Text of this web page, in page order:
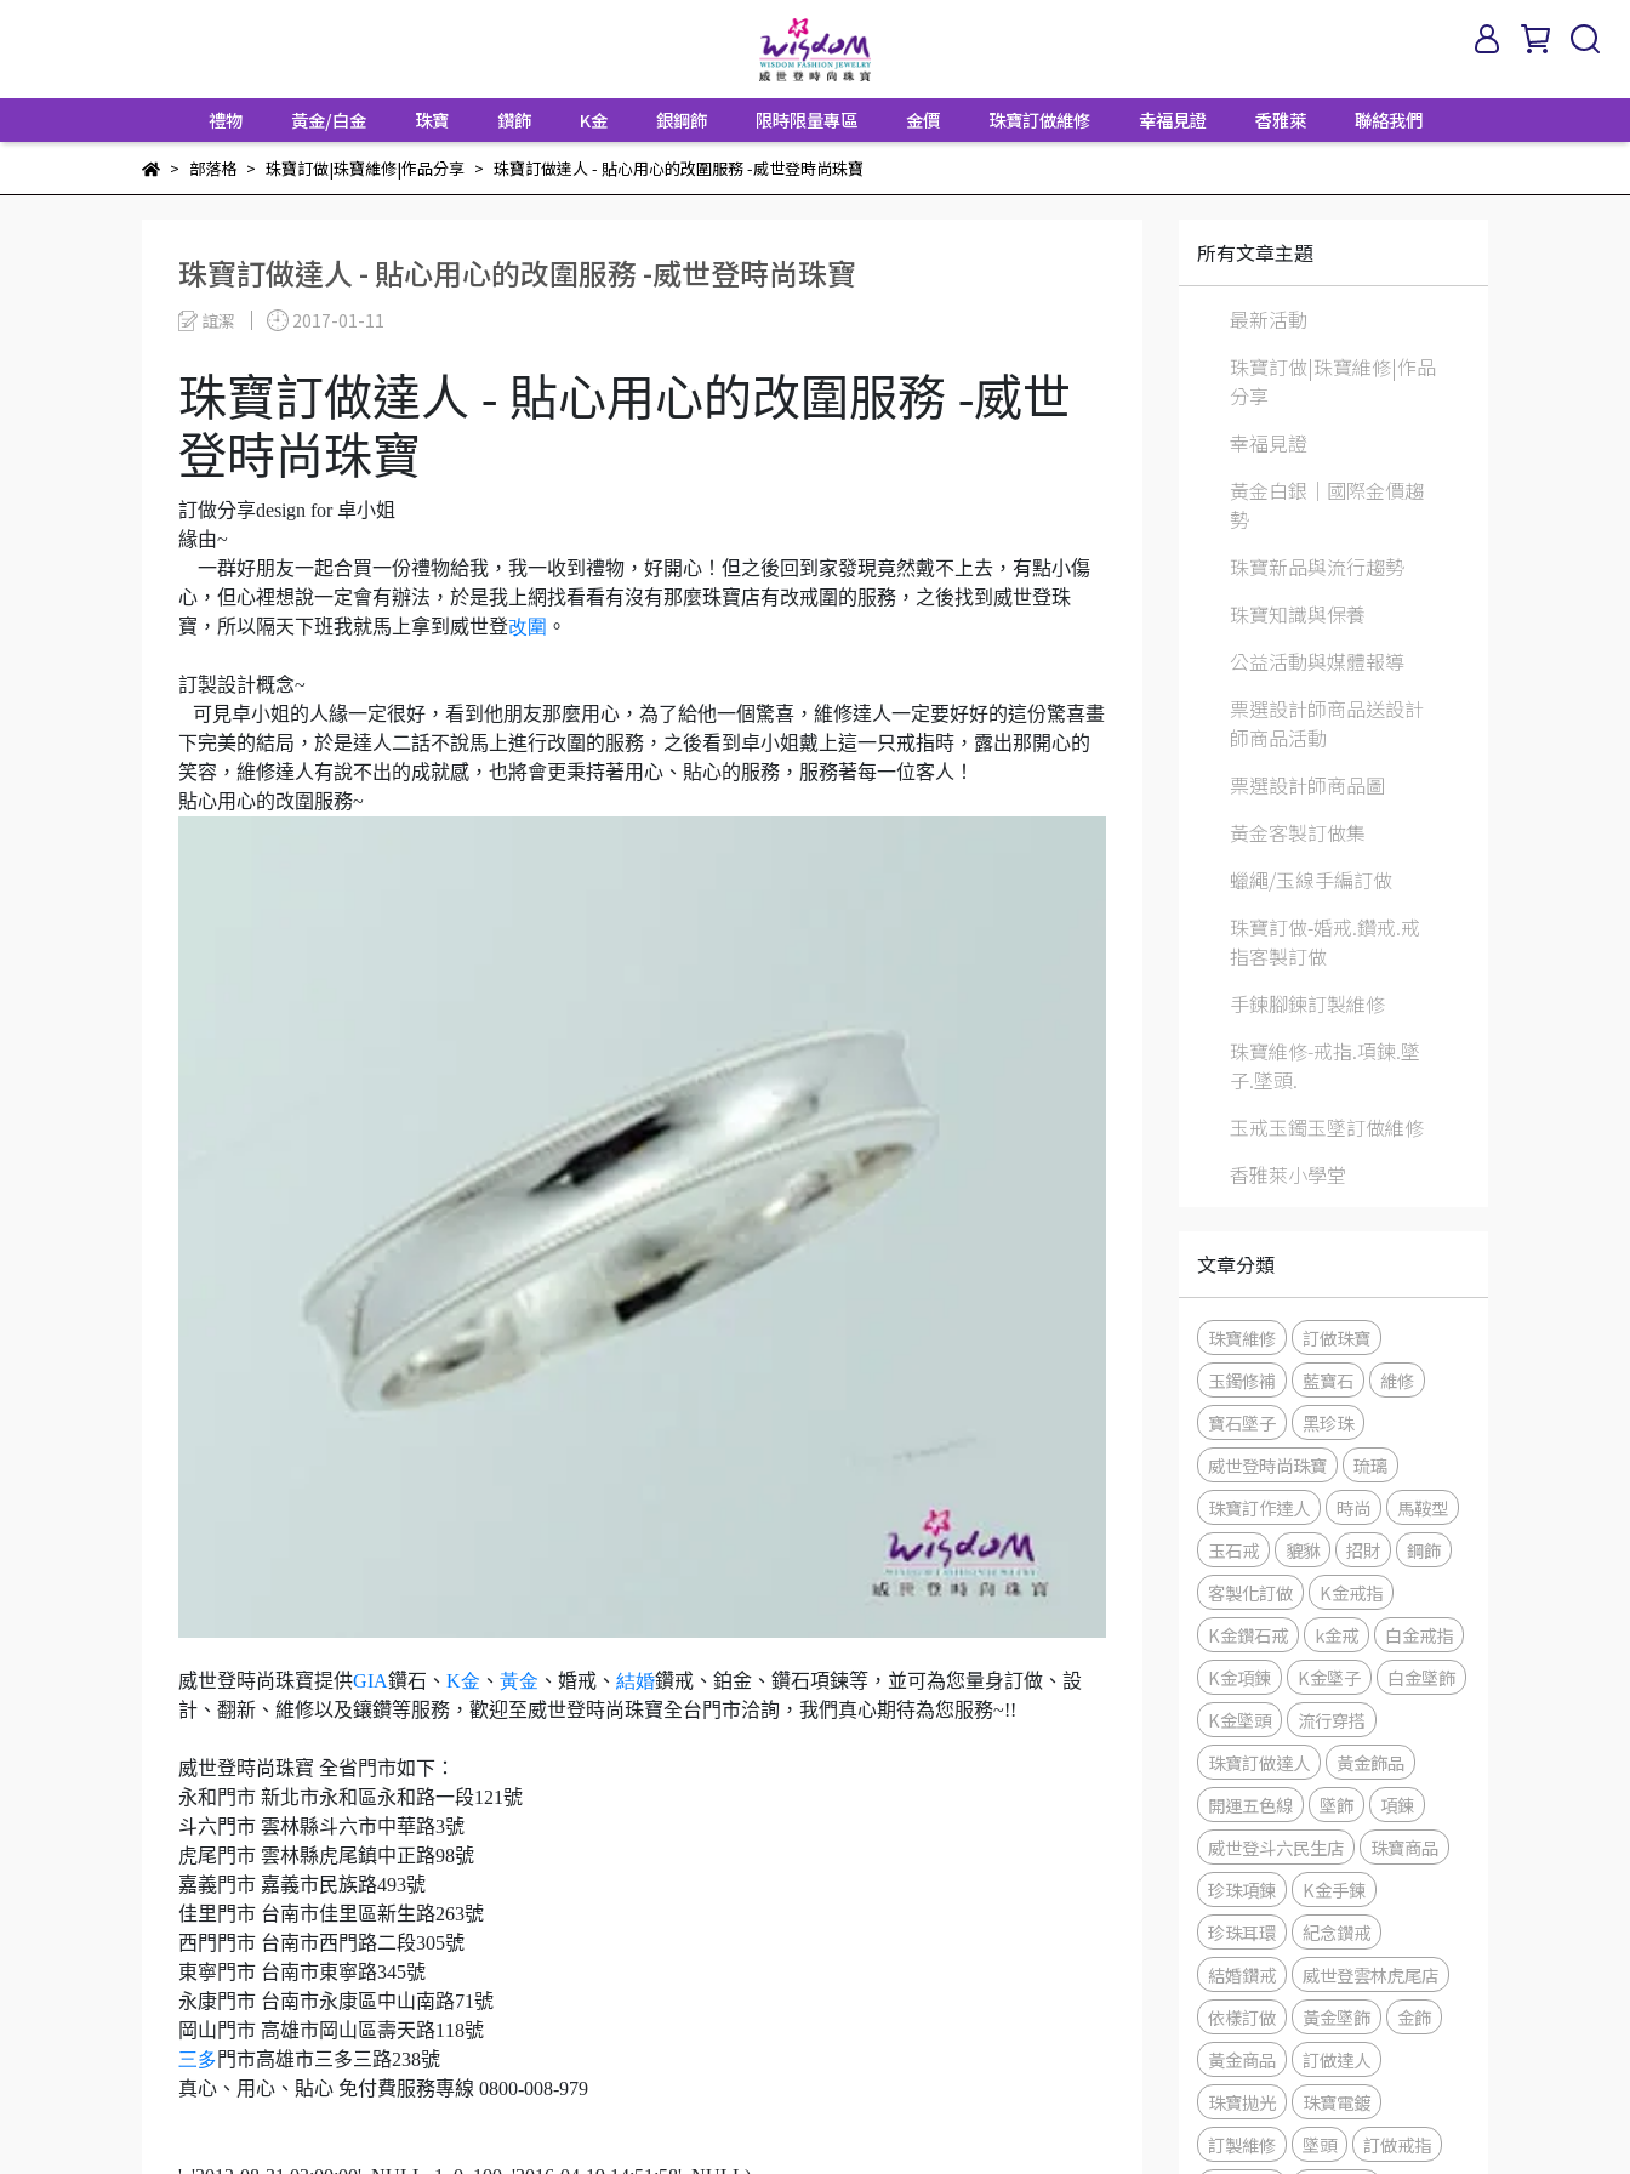
禮物 黃金/白金 珠寶 鑽飾 K金 銀鋼飾 限時限量專區 金價 珠寶訂做維修 幸福見證 香雅萊 聯絡我們
部落格 珠寶訂做|珠寶維修|作品分享 珠寶訂做達人 - 貼心用心的改圍服務 -威世登時尚珠寶
珠寶訂做達人 - 貼心用心的改圍服務 -威世登時尚珠寶
誼潔 2017-01-11
珠寶訂做達人 - 貼心用心的改圍服務 -威世
登時尚珠寶
訂做分享design for卓小姐
緣由~
一群好朋友一起合買一份禮物給我，我一收到禮物，好開心！但之後回到家發現竟然戴不上去，有點小傷
心，但心裡想說一定會有辦法，於是我上網找看看有沒有那麼珠寶店有改戒圍的服務，之後找到威世登珠
寶， 所以隔天下班我就馬上拿到威世登改圍 。
訂製設計概念~
可見卓小姐的人緣一定很好，看到他朋友那麼用心，為了給他一個驚喜，維修達人一定要好好的這份驚喜畫
下完美的結局，於是達人二話不說馬上進行改圍的服務，之後看到卓小姐戴上這一只戒指時，露出那開心的
笑容，維修達人有說不出的成就感，也將會更秉持著用心、貼心的服務，服務著每一位客人！
貼心用心的改圍服務~
威世登時尚珠寶提供GIA鑽石、 K金 、 黃金 、婚戒、 結婚鑽戒、鉑金、鑽石項鍊等，並可為您量身訂做、設
計、翻新、維修以及鑲鑽等服務，歡迎至威世登時尚珠寶全台門市洽詢，我們真心期待為您服務~!!
威世登時尚珠寶 全省門市如下：
永和門市 新北市永和區永和路一段121號
斗六門市 雲林縣斗六市中華路3號
虎尾門市 雲林縣虎尾鎮中正路98號
嘉義門市 嘉義市民族路493號
佳里門市 台南市佳里區新生路263號
西門門市 台南市西門路二段305號
東寧門市 台南市東寧路345號
永康門市 台南市永康區中山南路71號
岡山門市 高雄市岡山區壽天路118號
三多門市高雄市三多三路238號
真心、用心、貼心 免付費服務專線 0800-008-979
所有文章主題
最新活動
珠寶訂做|珠寶維修|作品
分享
幸福見證
黃金白銀│國際金價趨
勢
珠寶新品與流行趨勢
珠寶知識與保養
公益活動與媒體報導
票選設計師商品送設計
師商品活動
票選設計師商品圖
黃金客製訂做集
蠟繩/玉線手編訂做
珠寶訂做-婚戒.鑽戒.戒
指客製訂做
手鍊腳鍊訂製維修
珠寶維修-戒指.項鍊.墜
子.墜頭.
玉戒玉鐲玉墜訂做維修
香雅萊小學堂
文章分類
珠寶維修
訂做珠寶
玉鐲修補
藍寶石
維修
寶石墜子
黑珍珠
威世登時尚珠寶
琉璃
珠寶訂作達人
時尚
馬鞍型
玉石戒
貔貅 招財
鋼飾
客製化訂做
K金戒指
K金鑽石戒
k金戒
白金戒指
K金項鍊
K金墜子
白金墜飾
K金墜頭
流行穿搭
珠寶訂做達人
黃金飾品
開運五色線
墜飾
項鍊
威世登斗六民生店
珠寶商品
珍珠項鍊
K金手鍊
珍珠耳環
紀念鑽戒
結婚鑽戒
威世登雲林虎尾店
依樣訂做
黃金墜飾
金飾
黃金商品
訂做達人
珠寶拋光
珠寶電鍍
訂製維修
墜頭
訂做戒指